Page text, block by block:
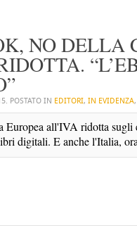
NO DELLA
. POSTATO IN EDITORI, IN EVIDENZA
Europea all'IVA ridotta
digitali. E anche l'Italia,